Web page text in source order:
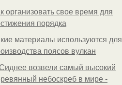
организовать свое время для
порядка
материалы используются для
поясов вулкан
возвели самый высокий
небоскреб в мире -